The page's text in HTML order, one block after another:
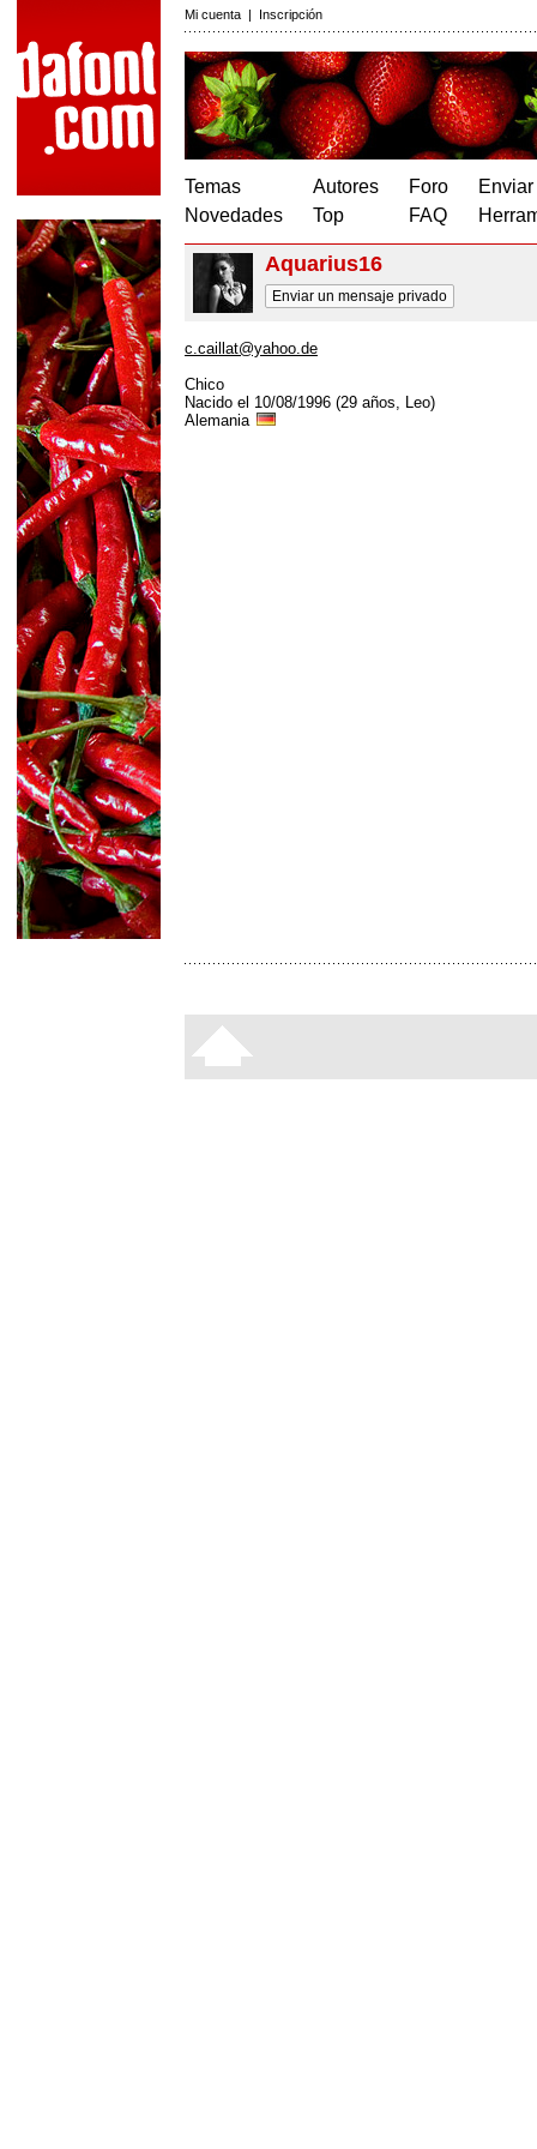
Mi cuenta | Inscripción
Temas
Novedades
Autores
Top
Foro
FAQ
Aquarius16
Enviar un mensaje privado
c.caillat@yahoo.de
Chico
Nacido el 10/08/1996 (29 años, Leo)
Alemania